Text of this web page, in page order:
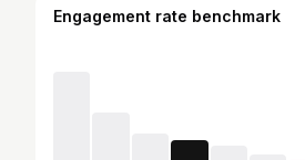
Engagement rate benchmark